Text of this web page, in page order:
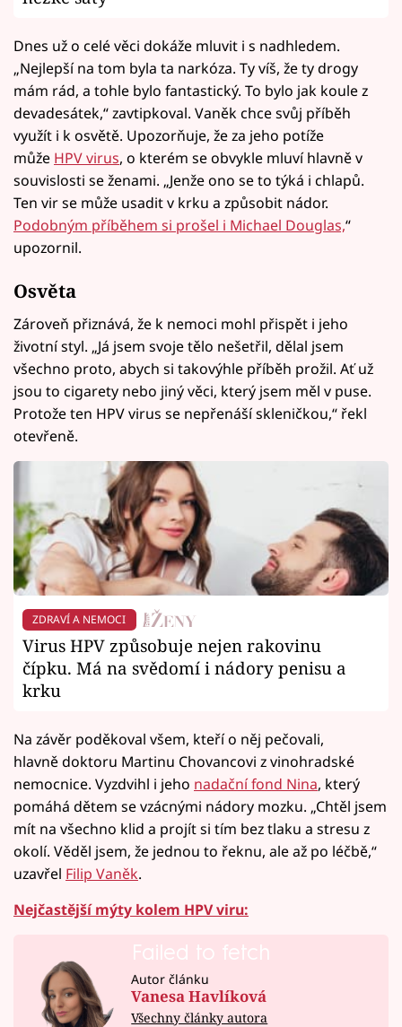
Dnes už o celé věci dokáže mluvit i s nadhledem.
„Nejlepší na tom byla ta narkóza. Ty víš, že ty drogy
mám rád, a tohle bylo fantastický. To bylo jak koule z
devadesátek,“ zavtipkoval. Vaněk chce svůj příběh
využít i k osvětě. Upozorňuje, že za jeho potíže
může HPV virus, o kterém se obvykle mluví hlavně v
souvislosti se ženami. „Jenže ono se to týká i chlapů.
Ten vir se může usadit v krku a způsobit nádor.
Podobným příběhem si prošel i Michael Douglas,“
upozornil.
Osvěta
Zároveň přiznává, že k nemoci mohl přispět i jeho
životní styl. „Já jsem svoje tělo nešetřil, dělal jsem
všechno proto, abych si takovýhle příběh prožil. Ať už
jsou to cigarety nebo jiný věci, který jsem měl v puse.
Protože ten HPV virus se nepřenáší skleničkou,“ řekl
otevřeně.
ZDRAVÍ A NEMOCI
Virus HPV způsobuje nejen rakovinu
čípku. Má na svědomí i nádory penisu a
krku
Na závěr poděkoval všem, kteří o něj pečovali,
hlavně doktoru Martinu Chovancovi z vinohradské
nemocnice. Vyzdvihl i jeho nadační fond Nina, který
pomáhá dětem se vzácnými nádory mozku. „Chtěl jsem
mít na všechno klid a projít si tím bez tlaku a stresu z
okolí. Věděl jsem, že jednou to řeknu, ale až po léčbě,“
uzavřel Filip Vaněk.
Nejčastější mýty kolem HPV viru:
Failed to fetch
Autor článku
Vanesa Havlíková
Všechny články autora